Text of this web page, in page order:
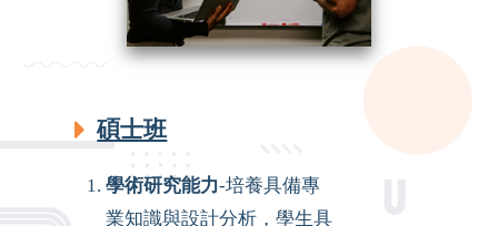
碩士班
學術研究能力-培養具備專
業知識與設計分析，學生具